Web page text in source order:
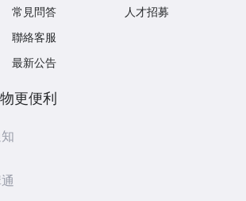
常見問答
聯絡客服
最新公告
人才招募
更便利